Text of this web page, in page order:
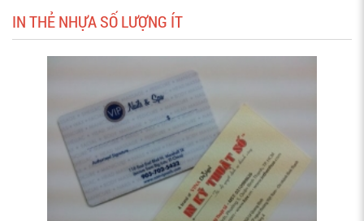
IN THẺ NHỰA SỐ LƯỢNG ÍT